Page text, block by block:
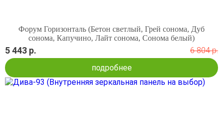
Форум Горизонталь (Бетон светлый, Грей сонома, Дуб
сонома, Капучино, Лайт сонома, Сонома белый)
5 443 р.
6 804 р.
подробнее